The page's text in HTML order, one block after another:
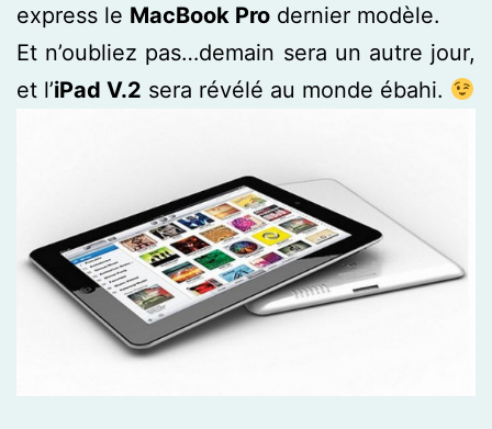
express le MacBook Pro dernier modèle.
Et n’oubliez pas…demain sera un autre jour,
et l’iPad V.2 sera révélé au monde ébahi.